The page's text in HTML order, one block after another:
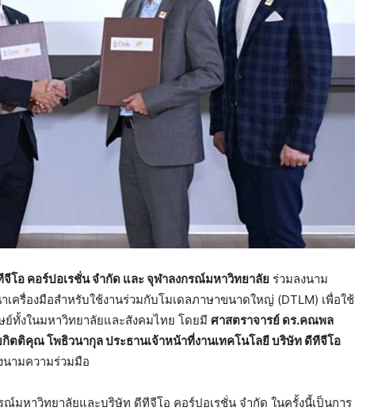
โอ คอร์ปอเรชั่น จำกัด และ จุฬาลงกรณ์มหาวิทยาลัย ร่วมลงนาม
ครื่องมือสำหรับใช้งานร่วมกับโมเดลภาษาขนาดใหญ่ (DTLM) เพื่อใช้
ทั้งในมหาวิทยาลัยและสังคมไทย โดยมี ศาสตราจารย์ ดร.คณพล
กิตติคุณ โพธิวนากุล ประธานเจ้าหน้าที่งานเทคโนโลยี บริษัท ดีทีจีโอ
นามความร่วมมือ
ณ์มหาวิทยาลัยและบริษัท ดีทีจีโอ คอร์ปอเรชั่น จำกัด ในครั้งนี้เป็นการ